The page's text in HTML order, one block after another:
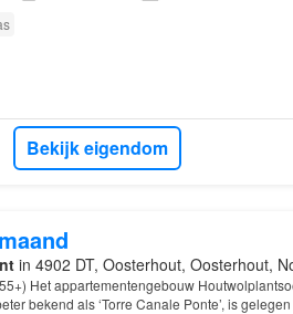
Bekijk eigendom
in 4902 DT, Oosterhout, Oosterhout,
Het appartementengebouw
bekend als ‘Torre Canale Ponte’, is